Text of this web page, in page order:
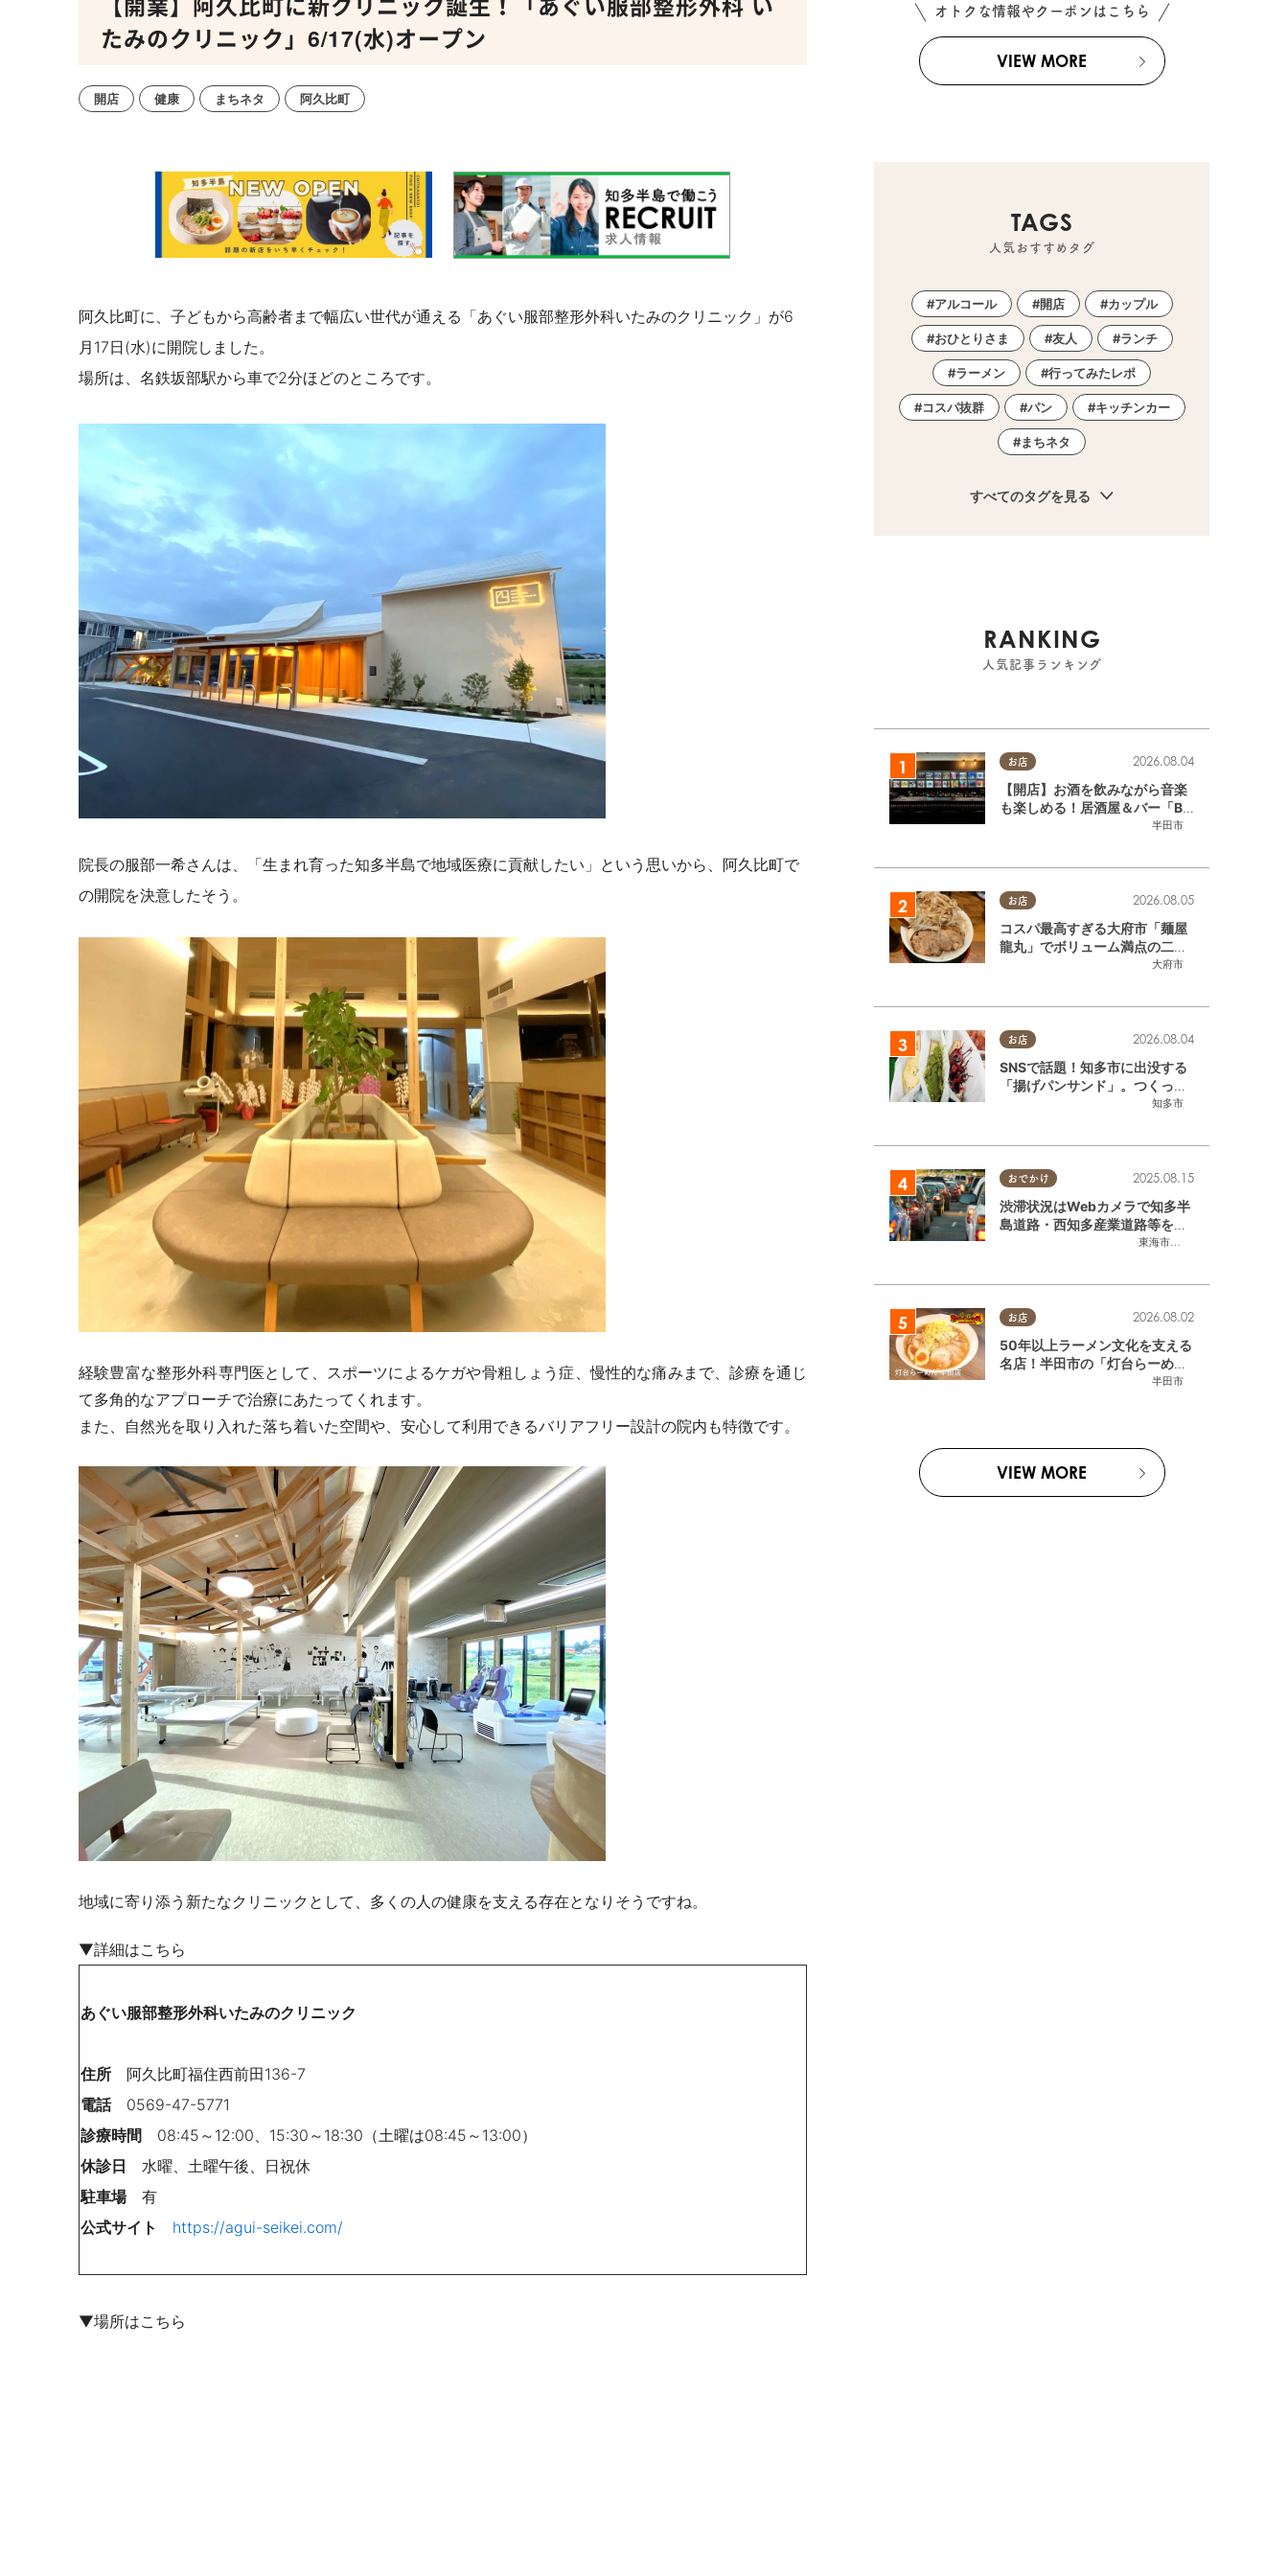
たみのクリニック」6/17(水)オープン
開店 健康 まちネタ 阿久比町
阿久比町に、子どもから高齢者まで幅広い世代が通える「あぐい服部整形外科いたみのクリニック」が6
月17日(水)に開院しました。
場所は、名鉄坂部駅から車で2分ほどのところです。
院長の服部一希さんは、「生まれ育った知多半島で地域医療に貢献したい」という思いから、阿久比町で
の開院を決意したそう。
経験豊富な整形外科専門医として、スポーツによるケガや骨粗しょう症、慢性的な痛みまで、診療を通じ
て多角的なアプローチで治療にあたってくれます。
また、自然光を取り入れた落ち着いた空間や、安心して利用できるバリアフリー設計の院内も特徴です。
地域に寄り添う新たなクリニックとして、多くの人の健康を支える存在となりそうですね。
▼詳細はこちら
あぐい服部整形外科いたみのクリニック
住所 阿久比町福住西前田136-7
電話0569-47-5771
診療時間 08:45～12:00、15:30～18:30（土曜は08:45～13:00）
休診日 水曜、 土曜午後、日祝休
駐車場有
公式サイト
https://agui-seikei.com/
▼場所はこちら
オトクな情報やクーポンはこちら
VIEW MORE
TAGS
人気おすすめタグ
アルコール 開店 カップル
おひとりさま 友人 ランチ
ラーメン 行ってみたレポ
コスパ抜群 パン キッチンカー
まちネタ
すべてのタグを見る
RANKING
人気記事ランキング
お店
半田市
2026.08.04
【開店】お酒を飲みながら音楽
も楽しめる！居酒屋＆バー「BL
OOMY（ブルーミー）」が7/3
お店
大府市
2026.08.05
コスパ最高すぎる大府市「麺屋
龍丸」でボリューム満点の二郎
系ラーメンを堪能してきた
お店
知多市
2026.08.04
SNSで話題！知多市に出没する
「揚げパンサンド」。つくって
いるのはお祭りお兄さん!?【ち
おでかけ
東海市
,大府市
2025.08.15
渋滞状況はWebカメラで知多半
島道路・西知多産業道路等をチ
お店
半田市
2026.08.02
50年以上ラーメン文化を支える
名店！半田市の「灯台らーめん
半田店」へ【熱血ラーメン伝 8
VIEW MORE